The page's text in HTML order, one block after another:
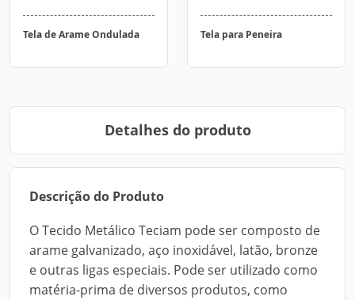
Tela de Arame Ondulada Tela para Peneira
Detalhes do produto
Descrição do Produto
O Tecido Metálico Teciam pode ser composto de
arame galvanizado, aço inoxidável, latão, bronze
e outras ligas especiais. Pode ser utilizado como
matéria-prima de diversos produtos, como